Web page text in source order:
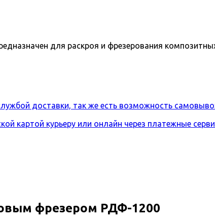
для раскроя и фрезерования
доставки, так же есть возможность
картой курьеру или онлайн через платежные
фрезером РДФ-1200